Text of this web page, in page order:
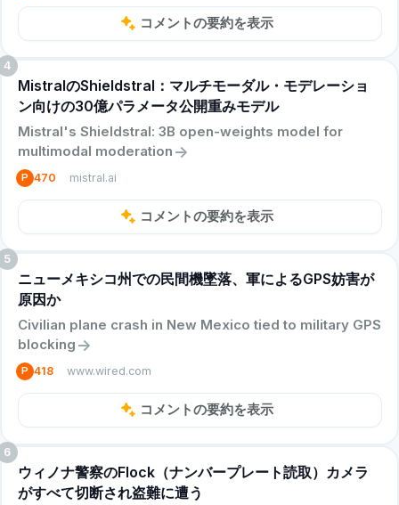
コメントの要約を表示
4
MistralのShieldstral：マルチモーダル・モデレーショ
ン向けの30億パラメータ公開重みモデル
Mistral's Shieldstral: 3B open-weights model for
multimodal moderation ->
P 470 mistral.ai
コメントの要約を表示
5
ニューメキシコ州での民間機墜落、軍によるGPS妨害が
原因か
Civilian plane crash in New Mexico tied to military GPS
blocking ->
P 418 www.wired.com
コメントの要約を表示
6
ウィノナ警察のFlock（ナンバープレート読取）カメラ
がすべて切断され盗難に遭う